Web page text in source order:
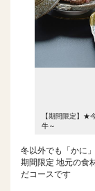
【期間限定】★
牛～
冬以外でも「かに
期間限定 地元の食
だコースです